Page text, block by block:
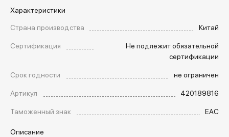
Характеристики
Страна производства
Китай
Сертификация
Не подлежит обязательной
сертификации
Срок годности
не ограничен
Артикул
420189816
Таможенный знак
EAC
Описание